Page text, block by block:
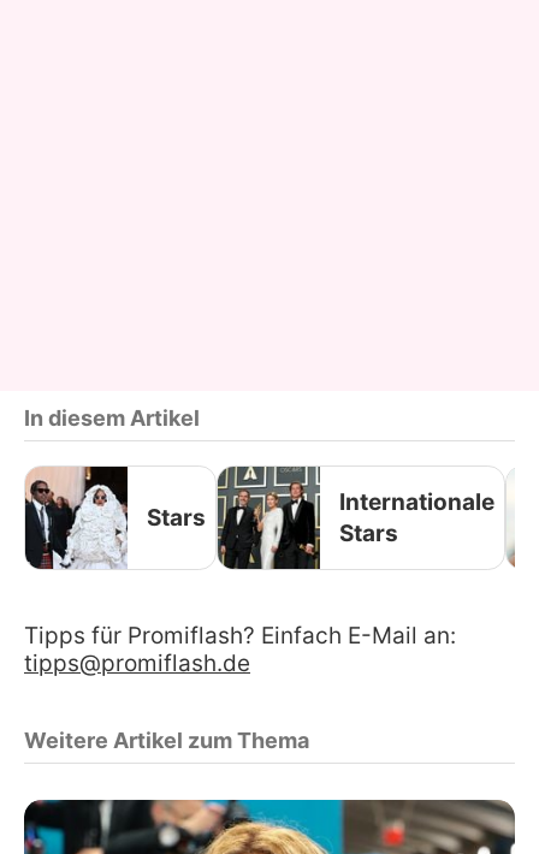
In diesem Artikel
Stars
Internationale
Stars
Tipps für Promiflash? Einfach E-Mail an:
tipps@promiflash.de
Weitere Artikel zum Thema